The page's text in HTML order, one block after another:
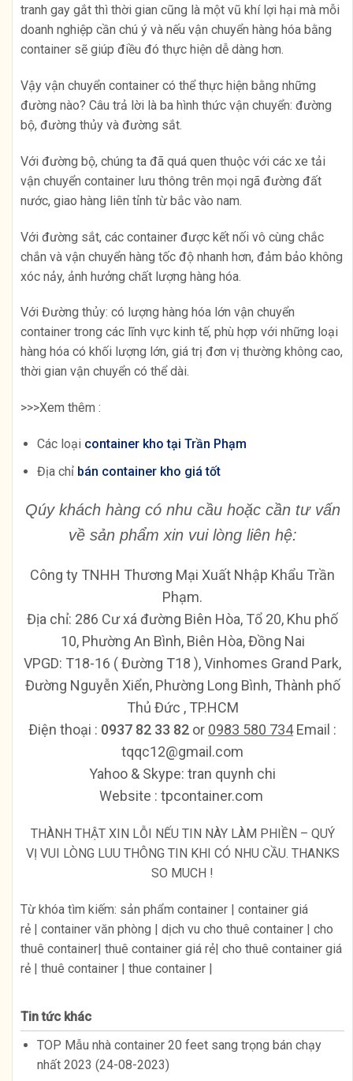
tranh gay gắt thì thời gian cũng là một vũ khí lợi hại mà mỗi
doanh nghiệp cần chú ý và nếu vận chuyển hàng hóa bằng
container sẽ giúp điều đó thực hiện dễ dàng hơn.
Vậy vận chuyển container có thể thực hiện bằng những
đường nào? Câu trả lời là ba hình thức vận chuyển: đường
bộ, đường thủy và đường sắt.
Với đường bộ, chúng ta đã quá quen thuộc với các xe tải
vận chuyển container lưu thông trên mọi ngã đường đất
nước, giao hàng liên tỉnh từ bắc vào nam.
Với đường sắt, các container được kết nối vô cùng chắc
chắn và vận chuyển hàng tốc độ nhanh hơn, đảm bảo không
xóc nảy, ảnh hưởng chất lượng hàng hóa.
Với Đường thủy: có lượng hàng hóa lớn vận chuyển
container trong các lĩnh vực kinh tế, phù hợp với những loại
hàng hóa có khối lượng lớn, giá trị đơn vị thường không cao,
thời gian vận chuyển có thể dài.
>>>Xem thêm :
Các loại container kho tại Trần Phạm
Địa chỉ bán container kho giá tốt
Qúy khách hàng có nhu cầu hoặc cần tư vấn
về sản phẩm xin vui lòng liên hệ:
Công ty TNHH Thương Mại Xuất Nhập Khẩu Trần
Phạm.
Địa chỉ: 286 Cư xá đường Biên Hòa, Tổ 20, Khu phố
10, Phường An Bình, Biên Hòa, Đồng Nai
VPGD: T18-16 ( Đường T18 ), Vinhomes Grand Park,
Đường Nguyễn Xiển, Phường Long Bình, Thành phố
Thủ Đức , TP.HCM
Ðiện thoại : 0937 82 33 82 or 0983 580 734Email :
tqqc12@gmail.com
Yahoo & Skype: tran quynh chi
Website : tpcontainer.com
THÀNH THẬT XIN LỖI NẾU TIN NÀY LÀM PHIỀN – QUÝ
VỊ VUI LÒNG LUU THÔNG TIN KHI CÓ NHU CẦU. THANKS
SO MUCH !
Từ khóa tìm kiếm: sản phẩm container | container giá
rẻ | container văn phòng | dịch vu cho thuê container | cho
thuê container| thuê container giá rẻ| cho thuê container giá
rẻ | thuê container | thue container |
Tin tức khác
TOP Mẫu nhà container 20 feet sang trọng bán chạy
nhất 2023 (24-08-2023)